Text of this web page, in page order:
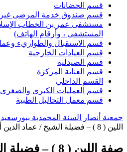
قسم الحضانات
قسم صندوق خدمة المرضى غير
مستشفى عمر بن الخطاب
المستشفى ، وأرقام الهاتف)
قسم الاستقبال والطواريء
قسم العيادات الخارجية
قسم الصيدلية
قسم العناية المركزة
القسم الداخلي
قسم العمليات الكبرى والصغرى
قسم معمل التحاليل الطبية
جمعية أنصار السنة المحمدية ببورسعيد
اللين ( 8 ) – فضيلة الشيخ / عماد الدين أبو النجا ” حفظه الله “
صفة اللين ( 8 )